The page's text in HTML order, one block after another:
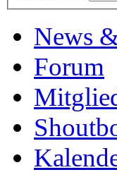
News
Forum